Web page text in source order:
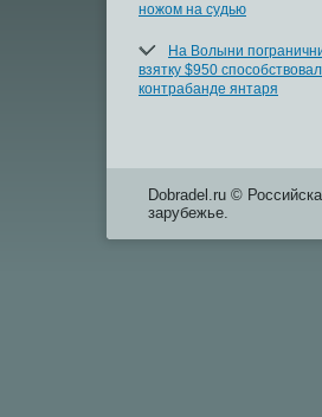
ножом на судью
На Волыни
взятку $950 способствовал
контрабанде янтаря
Dobradel.ru ©
зарубежье.